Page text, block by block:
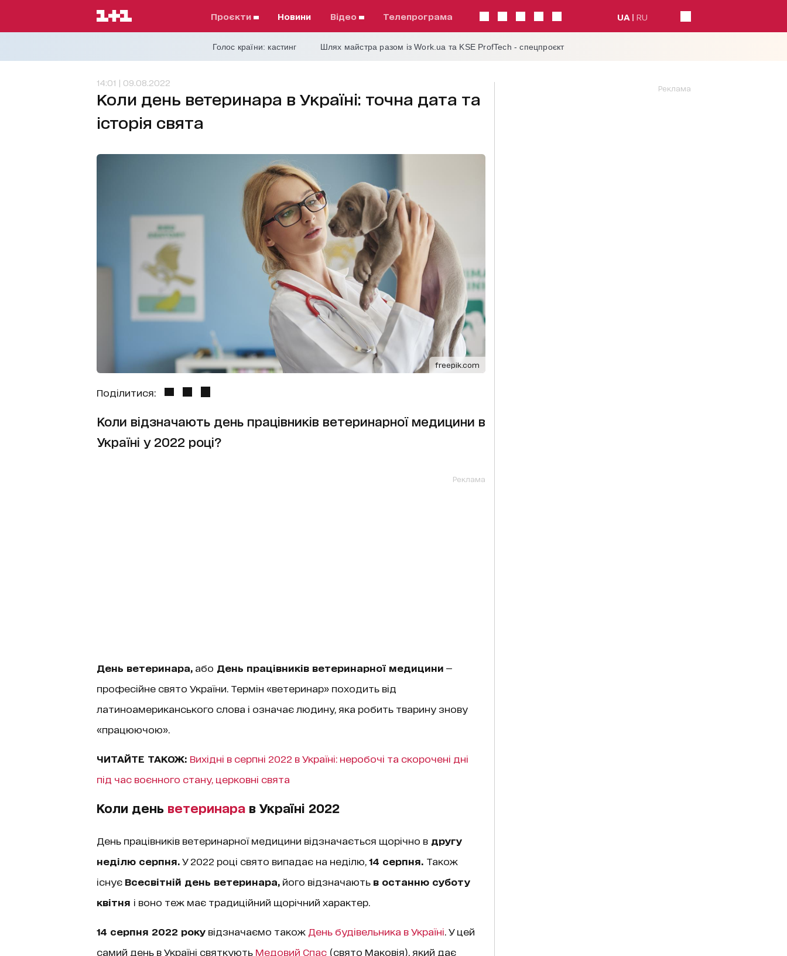
проєкти Новини відео телепрограма UA RU
Голос країни: кастинг Шлях майстра разом із Work.ua та KSE ProfTech - спецпроєкт
14:01 | 09.08.2022
Коли день ветеринара в Україні: точна дата та
історія свята
freepik.com
Поділитися:
Коли відзначають день працівників ветеринарної медицини в
Україні у 2022 році?
Реклама
День ветеринара,або День працівників ветеринарної медицини —
професійне свято України. Термін «ветеринар» походить від
латиноамериканського слова і означає людину, яка робить тварину знову
«працюючою».
ЧИТАЙТЕ ТАКОЖ: Вихідні в серпні 2022 в Україні: неробочі та скорочені дні
під час воєнного стану, церковні свята
Коли день ветеринарав Україні 2022
День працівників ветеринарної медицини відзначається щорічно вдругу
неділю серпня.У 2022 році свято випадає на неділю, 14 серпня. Також
існує Всесвітній день ветеринара,його відзначають в останню суботу
квітня і воно теж має традиційний щорічний характер.
14 серпня 2022 рокувідзначаємо також День будівельника в Україні . У цей
самий день в Україні святкують Медовий Спас(свято Маковія), який дає
Реклама